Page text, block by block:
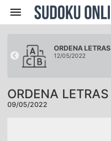
Navegación
ORDENA LETRAS
12/05/2022
ORDENA LETRAS
09/05/2022